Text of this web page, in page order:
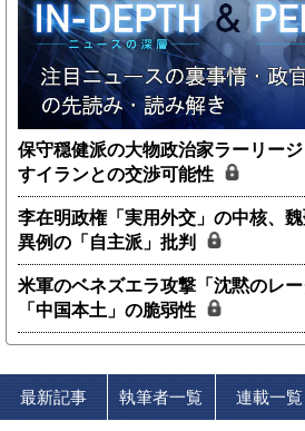
保守穏健派の大物政治家ラーリー
すイランとの交渉可能性
李在明政権「実用外交」の中核、
異例の「自主派」批判
米軍のベネズエラ攻撃「沈黙のレ
「中国本土」の脆弱性
最新記事 執筆者一覧 連載一覧